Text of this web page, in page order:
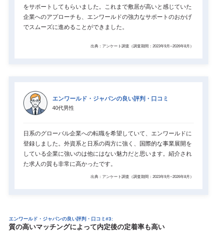
をサポートしてもらいました。これまで敷居が高いと感じていた
企業へのアプローチも、エンワールドの強力なサポートのおかげ
でスムーズに進めることができました。
出典：アンケート調査（調査期間：2023年9月~2026年8月）
エンワールド・ジャパンの良い評判・口コミ
40代男性
日系のグローバル企業への転職を希望していて、エンワールドに
登録しました。外資系と日系の両方に強く、国際的な事業展開を
している企業に強いのは他にはない魅力だと思います。紹介され
た求人の質も非常に高かったです。
出典：アンケート調査（調査期間：2023年9月~2026年8月）
エンワールド・ジャパンの良い評判・口コミ#3:
質の高いマッチングによって内定後の定着率も高い